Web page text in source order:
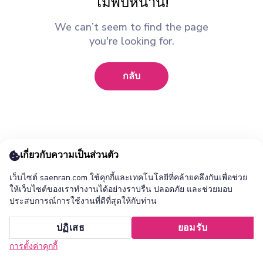
We can’t seem to find the page
you're looking for.
กลับ
หน้าแรก
ยกเลิก ติดตั้ง
เกี่ยวกับความเป็นส่วนตัว
เว็บไซต์ saenran.com ใช้คุกกี้และเทคโนโลยีที่คล้ายคลึงกันเพื่อช่วย
ให้เว็บไซต์ของเราทำงานได้อย่างราบรื่น ปลอดภัย และช่วยมอบ
ประสบการณ์การใช้งานที่ดีที่สุดให้กับท่าน
ปฏิเสธ ยอมรับ
การตั้งค่าคุกกี้